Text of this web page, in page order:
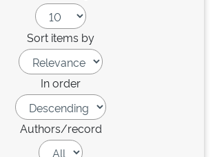
Sort items by
In order
Authors/record